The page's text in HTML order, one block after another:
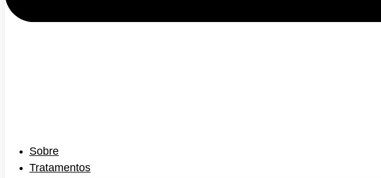
Sobre
Tratamentos